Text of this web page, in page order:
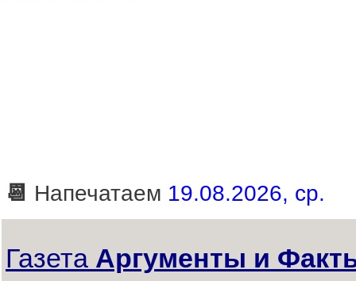
📆 Напечатаем 19.08.2026, ср.
Газета Аргументы и